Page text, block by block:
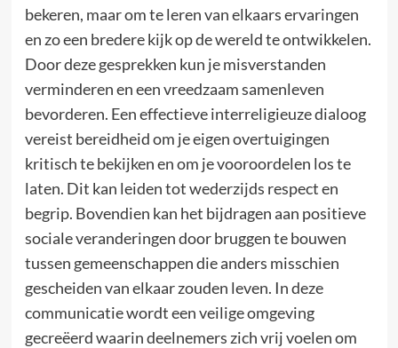
bekeren, maar om te leren van elkaars ervaringen
en zo een bredere kijk op de wereld te ontwikkelen.
Door deze gesprekken kun je misverstanden
verminderen en een vreedzaam samenleven
bevorderen. Een effectieve interreligieuze dialoog
vereist bereidheid om je eigen overtuigingen
kritisch te bekijken en om je vooroordelen los te
laten. Dit kan leiden tot wederzijds respect en
begrip. Bovendien kan het bijdragen aan positieve
sociale veranderingen door bruggen te bouwen
tussen gemeenschappen die anders misschien
gescheiden van elkaar zouden leven. In deze
communicatie wordt een veilige omgeving
gecreëerd waarin deelnemers zich vrij voelen om